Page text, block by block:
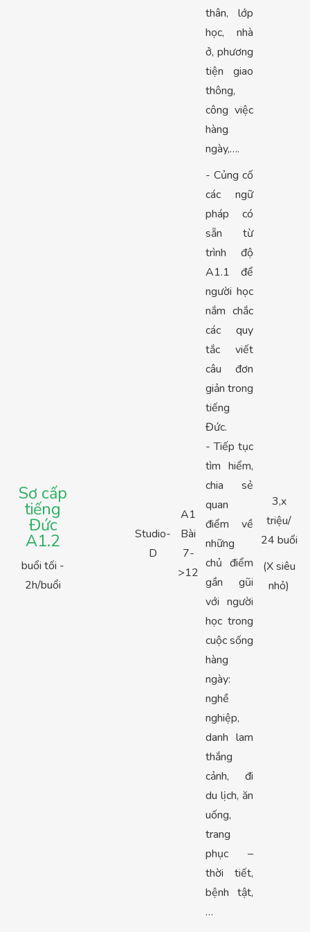
thân, lớp
học, nhà
ở, phương
tiện giao
thông,
công việc
hàng
ngày,….
Sơ cấp
tiếng
Đức
A1.2
buổi tối -
2h/buổi
Studio-
D
A1
Bài
7-
>12
- Củng cố
các ngữ
pháp có
sẵn từ
trình độ
A1.1 để
người học
nắm chắc
các quy
tắc viết
câu đơn
giản trong
tiếng
Đức.
- Tiếp tục
tìm hiểm,
chia sẻ
quan
điểm về
những
chủ điểm
gần gũi
với người
học trong
cuộc sống
hàng
ngày:
nghề
nghiệp,
danh lam
thắng
cảnh, đi
du lịch, ăn
uống,
trang
phục –
thời tiết,
bệnh tật,
…
3,x
triệu/
24 buổi
(X siêu
nhỏ)